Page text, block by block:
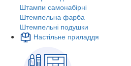
Штампи самонабірні
Штемпельна фарба
Штемпельні подушки
Настільне приладдя